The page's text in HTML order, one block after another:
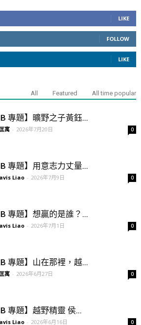
LIKE
FOLLOW
LIKE
All Featured All time popular
專題】曠野之子黃鈺...
寓 - 2026年7月20日 0
專題】用意志力丈量...
Liao - 2026年7月9日 0
專題】想贏的是誰？...
Liao - 2026年7月1日 0
專題】山在那裡，越...
寓 - 2026年6月27日 0
專題】越野精靈 侯...
Liao - 2026年6月16日 0